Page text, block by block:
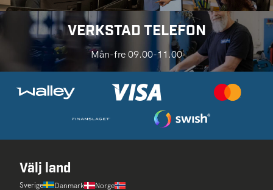
VERKSTAD TELEFON
Mån-fre 09.00-11.00
Välj land
Sverige Danmark Norge